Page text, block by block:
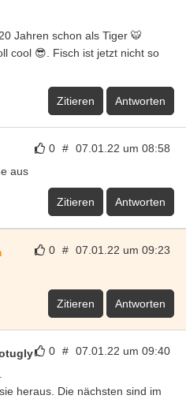
Jahren schon als Tiger 🐯
cool 😎. Fisch ist jetzt nicht so
Zitieren Antworten
0 # 07.01.22 um 08:58
aus
Zitieren Antworten
0 # 07.01.22 um 09:23
Zitieren Antworten
0 # 07.01.22 um 09:40
heraus. Die nächsten sind im